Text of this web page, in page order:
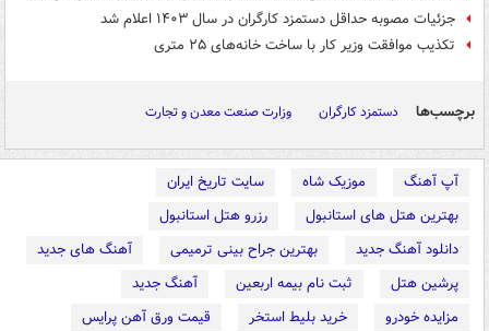
جزئیات مصوبه حداقل دستمزد کارگران در سال ۱۴۰۳ اعلام شد
تکذیب موافقت وزیر کار با ساخت خانه‌های ٢۵ متری
برچسب‌ها دستمزد کارگران وزارت صنعت معدن و تجارت
آپ آهنگ موزیک شاه
سایت تاریخ ایران
بهترین هتل های استانبول
رزرو هتل استانبول
دانلود آهنگ جدید
بهترین جراح بینی ترمیمی
آهنگ های جدید
پرشین هتل
ثبت نام بیمه اربعین
آهنگ جدید
مزایده خودرو
خرید بلیط استخر
قیمت ورق آهن پرایس